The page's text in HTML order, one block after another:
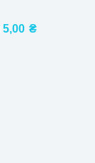
5,00 ₴